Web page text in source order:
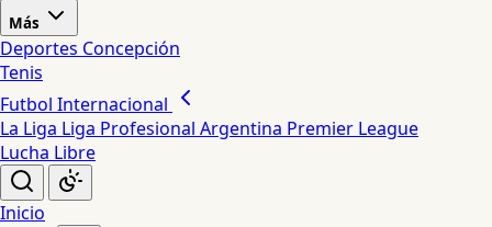
Más
Deportes Concepción
Tenis
Futbol Internacional
La Liga Liga Profesional Argentina Premier League
Lucha Libre
Inicio